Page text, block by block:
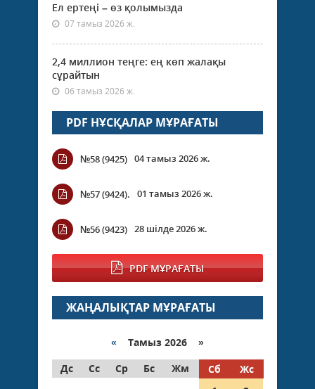
Ел ертеңі – өз қолымызда
07 тамыз 2026 ж.
2,4 миллион теңге: ең көп жалақы
сұрайтын
06 тамыз 2026 ж.
PDF НҰСҚАЛАР МҰРАҒАТЫ
№58 (9425) 04 тамыз 2026 ж.
№57 (9424). 01 тамыз 2026 ж.
№56 (9423) 28 шілде 2026 ж.
PDF МҰРАҒАТЫ
ЖАҢАЛЫҚТАР МҰРАҒАТЫ
« Тамыз 2026 »
Дс
Сс Ср Бс Жм Сб
Жс